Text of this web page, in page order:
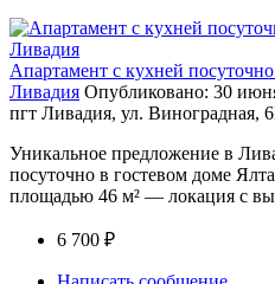
Апартамент с кухней
Ливадия Опубликовано: 30
пгт Ливадия, ул. Виноградная,
Уникальное предложение в
посуточно в гостевом доме
площадью 46 м² — локация с
6 700 ₽